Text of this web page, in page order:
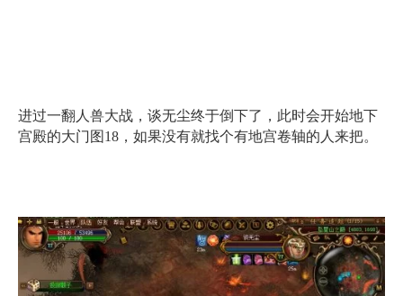
进过一翻人兽大战，谈无尘终于倒下了，此时会开始地下
宫殿的大门图18，如果没有就找个有地宫卷轴的人来把。